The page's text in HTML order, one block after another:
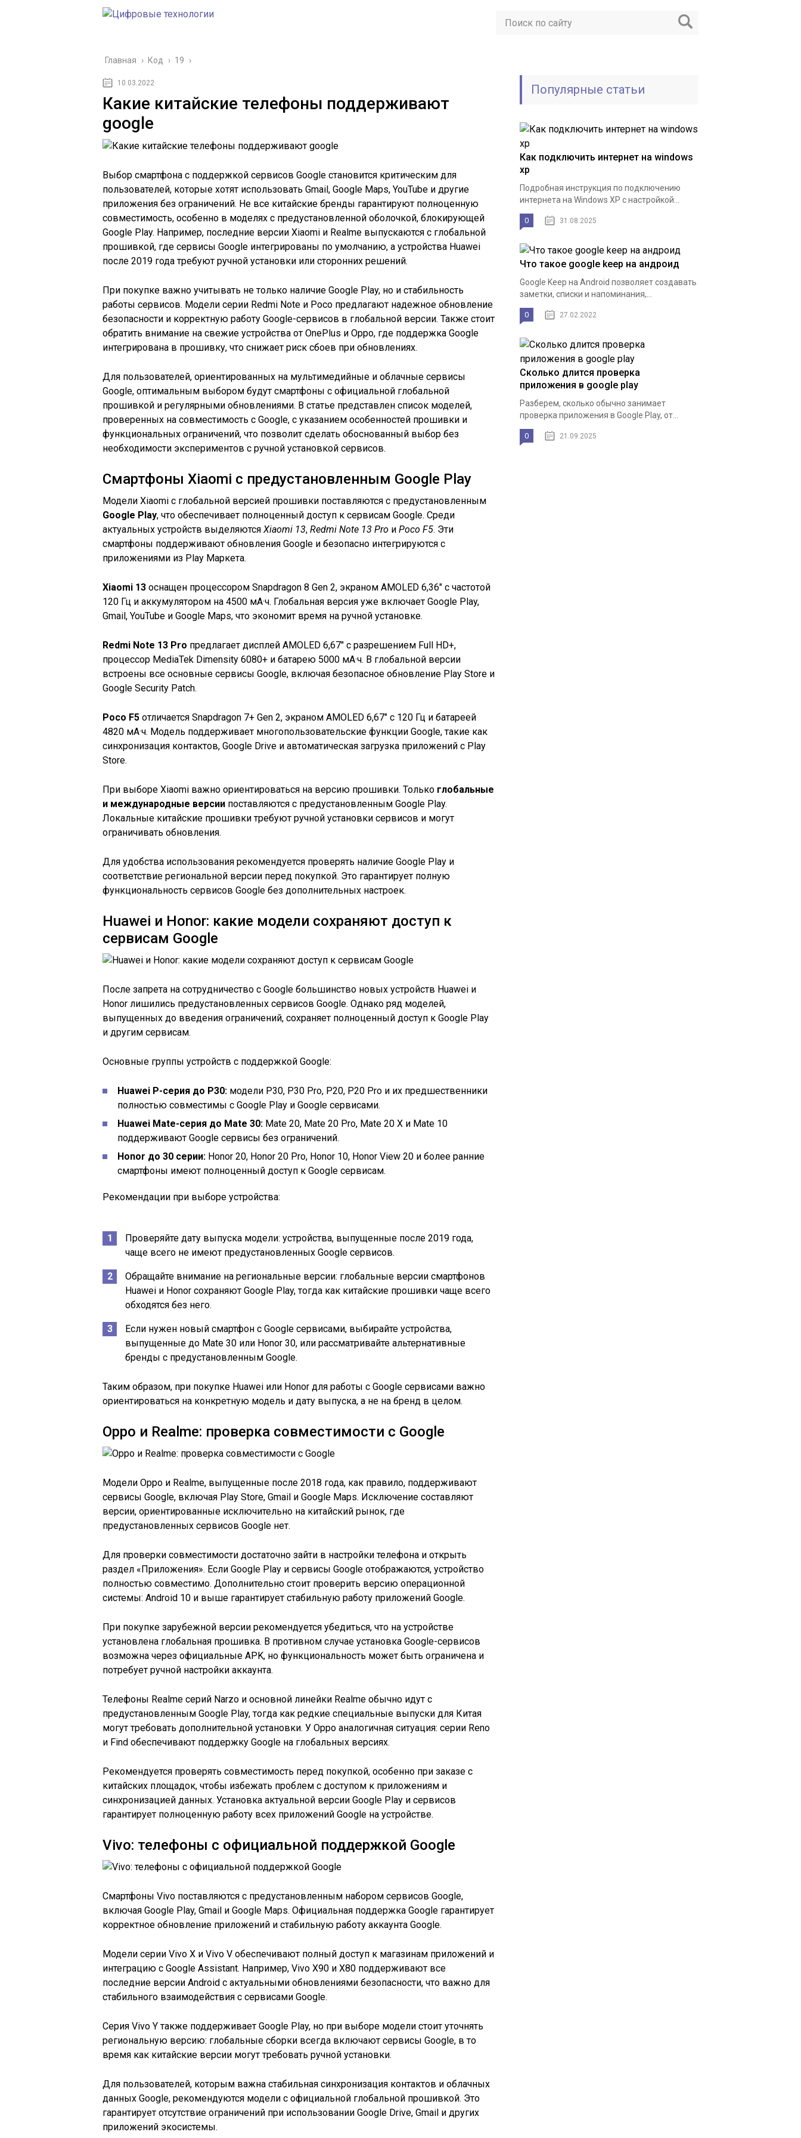
Главная › Код › 19 ›
10.03.2022
Какие китайские телефоны поддерживают
google
Выбор смартфона с поддержкой сервисов Google становится критическим для
пользователей, которые хотят использовать Gmail, Google Maps, YouTube и другие
приложения без ограничений. Не все китайские бренды гарантируют полноценную
совместимость, особенно в моделях с предустановленной оболочкой, блокирующей
Google Play. Например, последние версии Xiaomi и Realme выпускаются с глобальной
прошивкой, где сервисы Google интегрированы по умолчанию, а устройства Huawei
после 2019 года требуют ручной установки или сторонних решений.
При покупке важно учитывать не только наличие Google Play, но и стабильность
работы сервисов. Модели серии Redmi Note и Poco предлагают надежное обновление
безопасности и корректную работу Google-сервисов в глобальной версии. Также стоит
обратить внимание на свежие устройства от OnePlus и Oppo, где поддержка Google
интегрирована в прошивку, что снижает риск сбоев при обновлениях.
Для пользователей, ориентированных на мультимедийные и облачные сервисы
Google, оптимальным выбором будут смартфоны с официальной глобальной
прошивкой и регулярными обновлениями. В статье представлен список моделей,
проверенных на совместимость с Google, с указанием особенностей прошивки и
функциональных ограничений, что позволит сделать обоснованный выбор без
необходимости экспериментов с ручной установкой сервисов.
Смартфоны Xiaomi с предустановленным Google Play
Модели Xiaomi с глобальной версией прошивки поставляются с предустановленным
Google Play, что обеспечивает полноценный доступ к сервисам Google. Среди
актуальных устройств выделяются Xiaomi 13, Redmi Note 13 Pro и Poco F5. Эти
смартфоны поддерживают обновления Google и безопасно интегрируются с
приложениями из Play Маркета.
Xiaomi 13 оснащен процессором Snapdragon 8 Gen 2, экраном AMOLED 6,36″ с частотой
120 Гц и аккумулятором на 4500 мА·ч. Глобальная версия уже включает Google Play,
Gmail, YouTube и Google Maps, что экономит время на ручной установке.
Redmi Note 13 Pro предлагает дисплей AMOLED 6,67″ с разрешением Full HD+,
процессор MediaTek Dimensity 6080+ и батарею 5000 мА·ч. В глобальной версии
встроены все основные сервисы Google, включая безопасное обновление Play Store и
Google Security Patch.
Poco F5 отличается Snapdragon 7+ Gen 2, экраном AMOLED 6,67″ с 120 Гц и батареей
4820 мА·ч. Модель поддерживает многопользовательские функции Google, такие как
синхронизация контактов, Google Drive и автоматическая загрузка приложений с Play
Store.
При выборе Xiaomi важно ориентироваться на версию прошивки. Только глобальные
и международные версии поставляются с предустановленным Google Play.
Локальные китайские прошивки требуют ручной установки сервисов и могут
ограничивать обновления.
Для удобства использования рекомендуется проверять наличие Google Play и
соответствие региональной версии перед покупкой. Это гарантирует полную
функциональность сервисов Google без дополнительных настроек.
Huawei и Honor: какие модели сохраняют доступ к
сервисам Google
После запрета на сотрудничество с Google большинство новых устройств Huawei и
Honor лишились предустановленных сервисов Google. Однако ряд моделей,
выпущенных до введения ограничений, сохраняет полноценный доступ к Google Play
и другим сервисам.
Основные группы устройств с поддержкой Google:
Huawei P-серия до P30: модели P30, P30 Pro, P20, P20 Pro и их предшественники
полностью совместимы с Google Play и Google сервисами.
Huawei Mate-серия до Mate 30: Mate 20, Mate 20 Pro, Mate 20 X и Mate 10
поддерживают Google сервисы без ограничений.
Honor до 30 серии: Honor 20, Honor 20 Pro, Honor 10, Honor View 20 и более ранние
смартфоны имеют полноценный доступ к Google сервисам.
Рекомендации при выборе устройства:
Проверяйте дату выпуска модели: устройства, выпущенные после 2019 года,
чаще всего не имеют предустановленных Google сервисов.
Обращайте внимание на региональные версии: глобальные версии смартфонов
Huawei и Honor сохраняют Google Play, тогда как китайские прошивки чаще всего
обходятся без него.
Если нужен новый смартфон с Google сервисами, выбирайте устройства,
выпущенные до Mate 30 или Honor 30, или рассматривайте альтернативные
бренды с предустановленным Google.
Таким образом, при покупке Huawei или Honor для работы с Google сервисами важно
ориентироваться на конкретную модель и дату выпуска, а не на бренд в целом.
Oppo и Realme: проверка совместимости с Google
Модели Oppo и Realme, выпущенные после 2018 года, как правило, поддерживают
сервисы Google, включая Play Store, Gmail и Google Maps. Исключение составляют
версии, ориентированные исключительно на китайский рынок, где
предустановленных сервисов Google нет.
Для проверки совместимости достаточно зайти в настройки телефона и открыть
раздел «Приложения». Если Google Play и сервисы Google отображаются, устройство
полностью совместимо. Дополнительно стоит проверить версию операционной
системы: Android 10 и выше гарантирует стабильную работу приложений Google.
При покупке зарубежной версии рекомендуется убедиться, что на устройстве
установлена глобальная прошивка. В противном случае установка Google-сервисов
возможна через официальные APK, но функциональность может быть ограничена и
потребует ручной настройки аккаунта.
Телефоны Realme серий Narzo и основной линейки Realme обычно идут с
предустановленным Google Play, тогда как редкие специальные выпуски для Китая
могут требовать дополнительной установки. У Oppo аналогичная ситуация: серии Reno
и Find обеспечивают поддержку Google на глобальных версиях.
Рекомендуется проверять совместимость перед покупкой, особенно при заказе с
китайских площадок, чтобы избежать проблем с доступом к приложениям и
синхронизацией данных. Установка актуальной версии Google Play и сервисов
гарантирует полноценную работу всех приложений Google на устройстве.
Vivo: телефоны с официальной поддержкой Google
Смартфоны Vivo поставляются с предустановленным набором сервисов Google,
включая Google Play, Gmail и Google Maps. Официальная поддержка Google гарантирует
корректное обновление приложений и стабильную работу аккаунта Google.
Модели серии Vivo X и Vivo V обеспечивают полный доступ к магазинам приложений и
интеграцию с Google Assistant. Например, Vivo X90 и X80 поддерживают все
последние версии Android с актуальными обновлениями безопасности, что важно для
стабильного взаимодействия с сервисами Google.
Серия Vivo Y также поддерживает Google Play, но при выборе модели стоит уточнять
региональную версию: глобальные сборки всегда включают сервисы Google, в то
время как китайские версии могут требовать ручной установки.
Для пользователей, которым важна стабильная синхронизация контактов и облачных
данных Google, рекомендуются модели с официальной глобальной прошивкой. Это
гарантирует отсутствие ограничений при использовании Google Drive, Gmail и других
приложений экосистемы.
Популярные статьи
Как подключить интернет на windows
xp
Подробная инструкция по подключению
интернета на Windows XP с настройкой...
0 31.08.2025
Что такое google keep на андроид
Google Keep на Android позволяет создавать
заметки, списки и напоминания,...
0 27.02.2022
Сколько длится проверка
приложения в google play
Разберем, сколько обычно занимает
проверка приложения в Google Play, от...
0 21.09.2025